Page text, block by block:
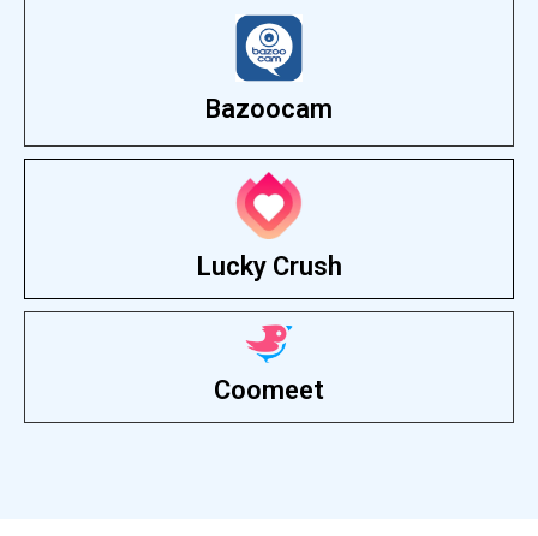
Bazoocam
Lucky Crush
Coomeet